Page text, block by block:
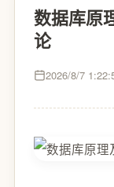
数据库原
论
2026/8/7